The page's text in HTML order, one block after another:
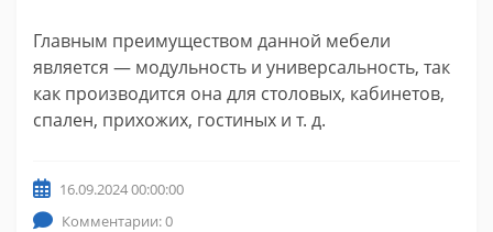
Главным преимуществом данной мебели
является — модульность и универсальность, так
как производится она для столовых, кабинетов,
спален, прихожих, гостиных и т. д.
16.09.2024 00:00:00
Комментарии: 0